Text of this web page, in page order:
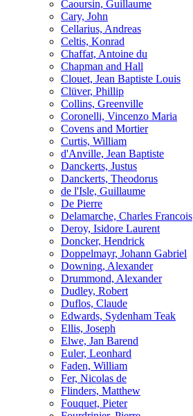
Caoursin, Guillaume
Cary, John
Cellarius, Andreas
Celtis, Konrad
Chaffat, Antoine du
Chapman and Hall
Clouet, Jean Baptiste Louis
Clüver, Phillip
Collins, Greenville
Coronelli, Vincenzo Maria
Covens and Mortier
Curtis, William
d'Anville, Jean Baptiste
Danckerts, Justus
Danckerts, Theodorus
de l'Isle, Guillaume
De Pierre
Delamarche, Charles Francois
Deroy, Isidore Laurent
Doncker, Hendrick
Doppelmayr, Johann Gabriel
Downing, Alexander
Drummond, Alexander
Dudley, Robert
Duflos, Claude
Edwards, Sydenham Teak
Ellis, Joseph
Elwe, Jan Barend
Euler, Leonhard
Faden, William
Fer, Nicolas de
Flinders, Matthew
Fouquet, Pieter